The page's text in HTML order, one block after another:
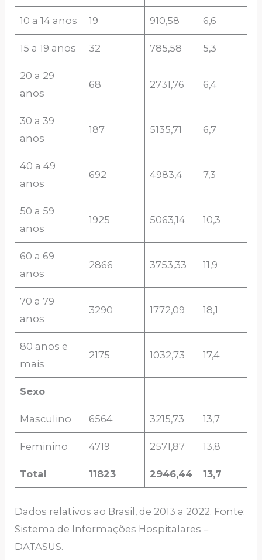
10 a 14 anos 19 910,58 6,6
15 a 19 anos 32 785,58 5,3
20 a 29
anos
68 2731,76 6,4
30 a 39
anos
187 5135,71 6,7
40 a 49
anos
692 4983,4 7,3
50 a 59
anos
1925 5063,14 10,3
60 a 69
anos
2866 3753,33 11,9
70 a 79
anos
3290 1772,09 18,1
80 anos e
mais
2175 1032,73 17,4
Sexo
Masculino 6564 3215,73 13,7
Feminino 4719 2571,87 13,8
Total 11823 2946,44 13,7
Dados relativos ao Brasil, de 2013 a 2022. Fonte:
Sistema de Informações Hospitalares –
DATASUS.